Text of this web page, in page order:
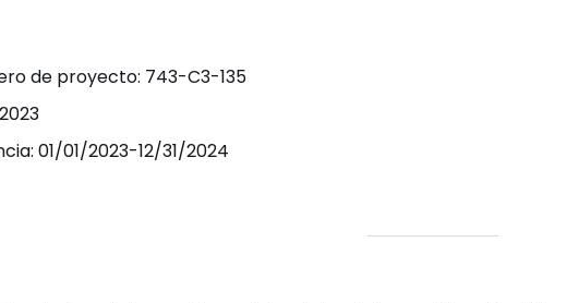
de proyecto: 743-C3-135
01/01/2023-12/31/2024